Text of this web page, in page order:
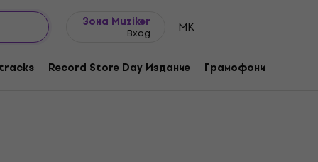
Зона Muziker
Вход MK
Record Store Day Издание Грамофони